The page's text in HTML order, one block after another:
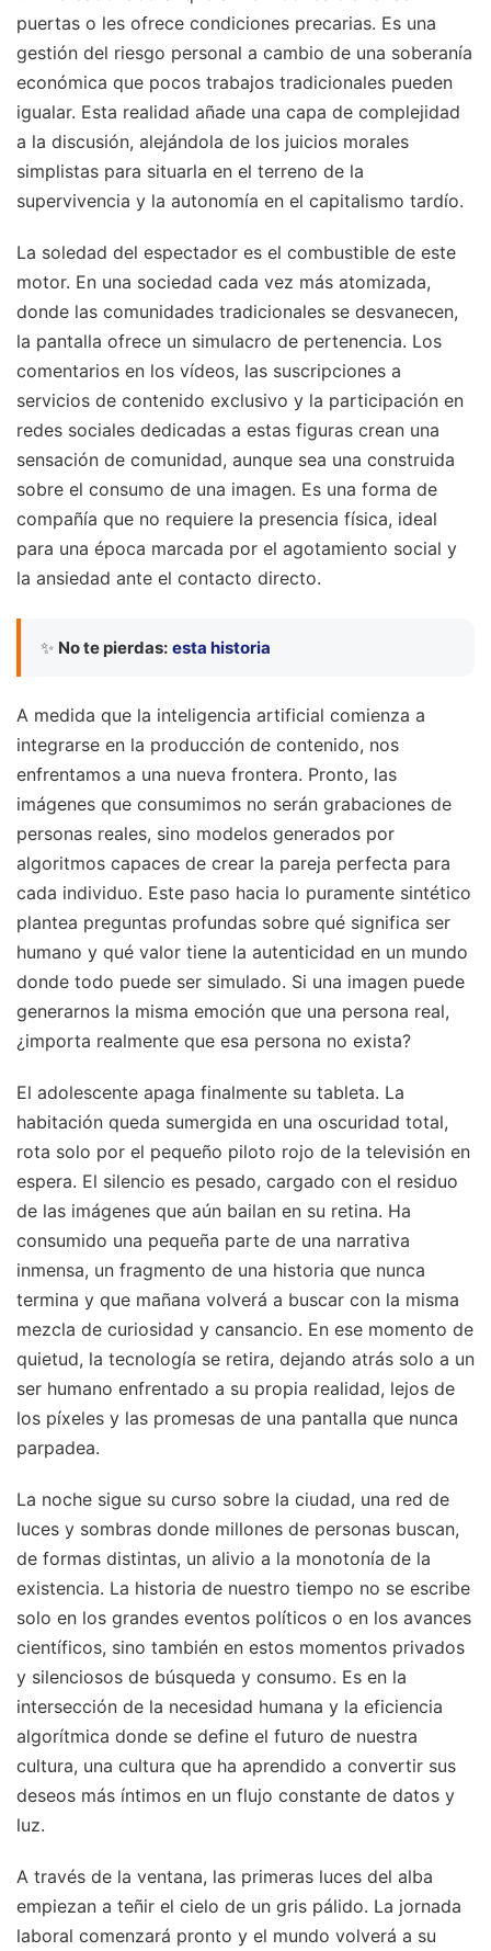
puertas o les ofrece condiciones precarias. Es una
gestión del riesgo personal a cambio de una soberanía
económica que pocos trabajos tradicionales pueden
igualar. Esta realidad añade una capa de complejidad
a la discusión, alejándola de los juicios morales
simplistas para situarla en el terreno de la
supervivencia y la autonomía en el capitalismo tardío.
La soledad del espectador es el combustible de este
motor. En una sociedad cada vez más atomizada,
donde las comunidades tradicionales se desvanecen,
la pantalla ofrece un simulacro de pertenencia. Los
comentarios en los vídeos, las suscripciones a
servicios de contenido exclusivo y la participación en
redes sociales dedicadas a estas figuras crean una
sensación de comunidad, aunque sea una construida
sobre el consumo de una imagen. Es una forma de
compañía que no requiere la presencia física, ideal
para una época marcada por el agotamiento social y
la ansiedad ante el contacto directo.
✨ No te pierdas: esta historia
A medida que la inteligencia artificial comienza a
integrarse en la producción de contenido, nos
enfrentamos a una nueva frontera. Pronto, las
imágenes que consumimos no serán grabaciones de
personas reales, sino modelos generados por
algoritmos capaces de crear la pareja perfecta para
cada individuo. Este paso hacia lo puramente sintético
plantea preguntas profundas sobre qué significa ser
humano y qué valor tiene la autenticidad en un mundo
donde todo puede ser simulado. Si una imagen puede
generarnos la misma emoción que una persona real,
¿importa realmente que esa persona no exista?
El adolescente apaga finalmente su tableta. La
habitación queda sumergida en una oscuridad total,
rota solo por el pequeño piloto rojo de la televisión en
espera. El silencio es pesado, cargado con el residuo
de las imágenes que aún bailan en su retina. Ha
consumido una pequeña parte de una narrativa
inmensa, un fragmento de una historia que nunca
termina y que mañana volverá a buscar con la misma
mezcla de curiosidad y cansancio. En ese momento de
quietud, la tecnología se retira, dejando atrás solo a un
ser humano enfrentado a su propia realidad, lejos de
los píxeles y las promesas de una pantalla que nunca
parpadea.
La noche sigue su curso sobre la ciudad, una red de
luces y sombras donde millones de personas buscan,
de formas distintas, un alivio a la monotonía de la
existencia. La historia de nuestro tiempo no se escribe
solo en los grandes eventos políticos o en los avances
científicos, sino también en estos momentos privados
y silenciosos de búsqueda y consumo. Es en la
intersección de la necesidad humana y la eficiencia
algorítmica donde se define el futuro de nuestra
cultura, una cultura que ha aprendido a convertir sus
deseos más íntimos en un flujo constante de datos y
luz.
A través de la ventana, las primeras luces del alba
empiezan a teñir el cielo de un gris pálido. La jornada
laboral comenzará pronto y el mundo volverá a su